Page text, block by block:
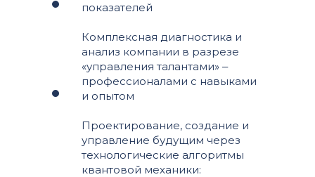
показателей
Комплексная диагностика и
анализ компании в разрезе
«управления талантами» ‒
профессионалами с навыками
и опытом
Проектирование, создание и
управление будущим через
технологические алгоритмы
квантовой механики: